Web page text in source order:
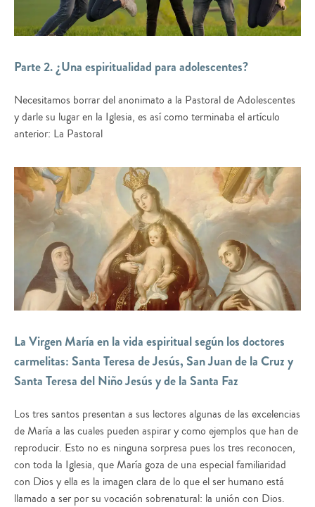
Parte 2. ¿Una espiritualidad para adolescentes?
Necesitamos borrar del anonimato a la Pastoral de Adolescentes
y darle su lugar en la Iglesia, es así como terminaba el artículo
anterior: La Pastoral
La Virgen María en la vida espiritual según los doctores
carmelitas: Santa Teresa de Jesús, San Juan de la Cruz y
Santa Teresa del Niño Jesús y de la Santa Faz
Los tres santos presentan a sus lectores algunas de las excelencias
de María a las cuales pueden aspirar y como ejemplos que han de
reproducir. Esto no es ninguna sorpresa pues los tres reconocen,
con toda la Iglesia, que María goza de una especial familiaridad
con Dios y ella es la imagen clara de lo que el ser humano está
llamado a ser por su vocación sobrenatural: la unión con Dios.